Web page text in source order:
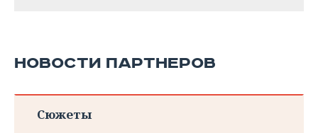
НОВОСТИ ПАРТНЕРОВ
Сюжеты